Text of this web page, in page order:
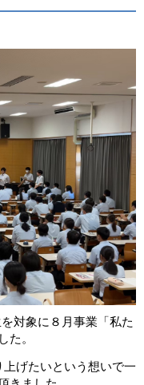
対象に８月事業「私た
た。
げたいという想いで一